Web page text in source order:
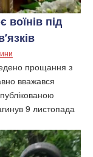
воїнів під
прощання з
вважався
9 листопада